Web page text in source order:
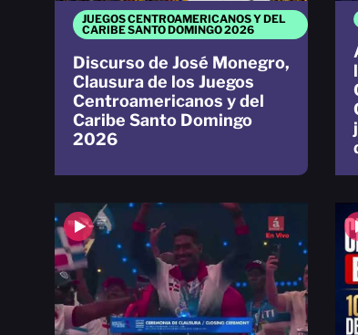
JUEGOS CENTROAMERICANOS Y DEL
CARIBE SANTO DOMINGO 2026
Discurso de José Monegro,
Clausura de los Juegos
Centroamericanos y del
Caribe Santo Domingo
2026